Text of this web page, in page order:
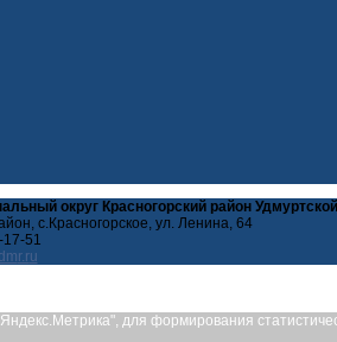
округ Красногорский район
с.Красногорское, ул. Ленина, 64
51
для формирования